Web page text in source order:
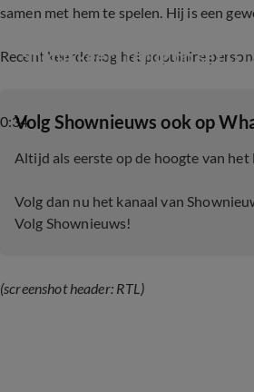
samen met hem te spelen. Hij is een
Recent keerde nog het populaire
0:34
Shanti keert terug op set
‎Volg Shownieuws ook op
Altijd als eerste op de hoogte van
Volg dan nu het kanaal van
Volg Shownieuws!
(screenshot header: RTL)